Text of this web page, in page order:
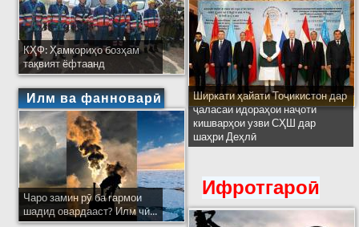
КҲФ: Ҳамкориҳо бозҳам
тақвият ёфтаанд
Илм ва фанноварӣ
Чаро замин рӯ ба гармои
шадид овардааст? Илм чӣ...
Ширкати ҳайати Тоҷикистон дар
ҷаласаи идораҳои наҷоти
кишварҳои узви СҲШ дар
шаҳри Деҳлӣ
Ифротгароӣ